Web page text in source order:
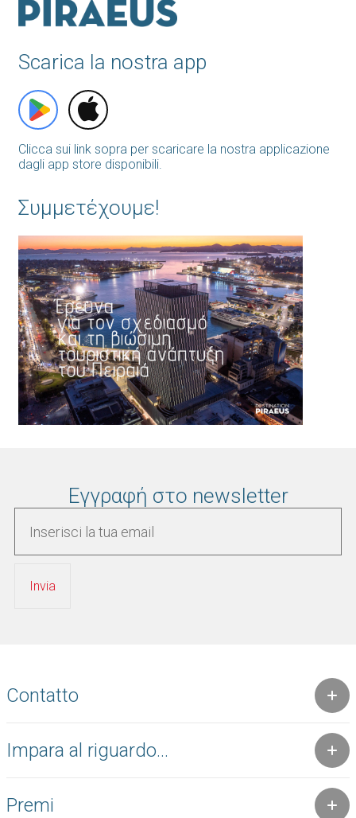
Scarica la nostra app
Clicca sui link sopra per scaricare la nostra applicazione
dagli app store disponibili.
Συμμετέχουμε!
Εγγραφή στο newsletter
Contatto
Impara al riguardo...
Premi